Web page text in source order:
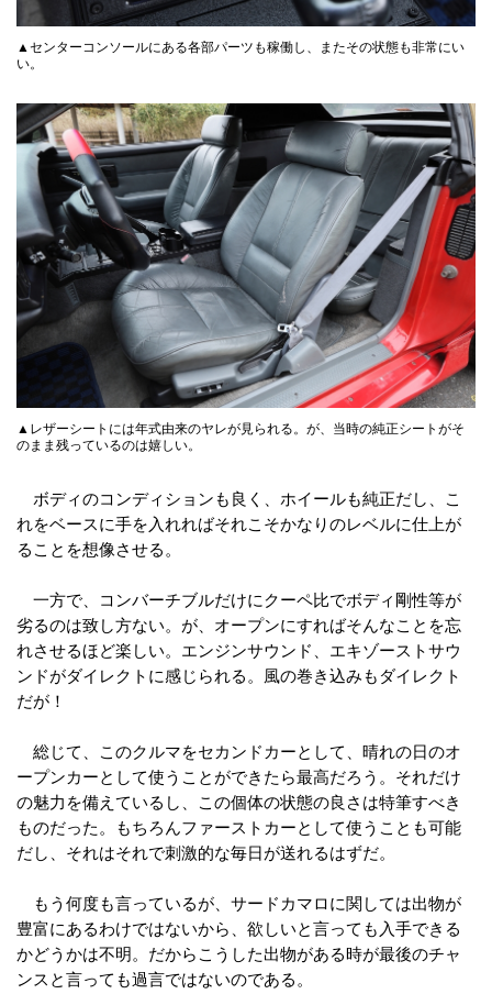
▲センターコンソールにある各部パーツも稼働し、またその状態も非常にい
い。
▲レザーシートには年式由来のヤレが見られる。が、当時の純正シートがそ
のまま残っているのは嬉しい。
ボディのコンディションも良く、ホイールも純正だし、こ
れをベースに手を入れればそれこそかなりのレベルに仕上が
ることを想像させる。
一方で、コンバーチブルだけにクーペ比でボディ剛性等が
劣るのは致し方ない。が、オープンにすればそんなことを忘
れさせるほど楽しい。エンジンサウンド、エキゾーストサウ
ンドがダイレクトに感じられる。風の巻き込みもダイレクト
だが！
総じて、このクルマをセカンドカーとして、晴れの日のオ
ープンカーとして使うことができたら最高だろう。それだけ
の魅力を備えているし、この個体の状態の良さは特筆すべき
ものだった。もちろんファーストカーとして使うことも可能
だし、それはそれで刺激的な毎日が送れるはずだ。
もう何度も言っているが、サードカマロに関しては出物が
豊富にあるわけではないから、欲しいと言っても入手できる
かどうかは不明。だからこうした出物がある時が最後のチャ
ンスと言っても過言ではないのである。